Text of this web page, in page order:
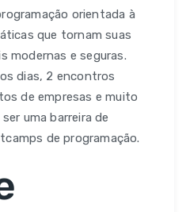
orientada à
que tornam suas
modernas e seguras.
dias, 2 encontros
de empresas e muito
uma barreira de
de programação.